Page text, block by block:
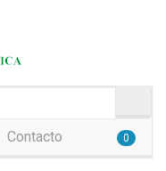
Contacto 0